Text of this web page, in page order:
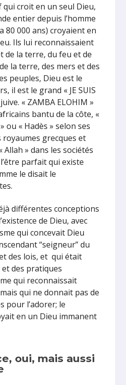
croit en un seul Dieu,
entier depuis l’homme
80 000 ans) croyaient en
Ils lui reconnaissaient
de la terre, du feu et de
la terre, des mers et des
peuples, Dieu est le
il est le grand « JE SUIS
« ZAMBA ELOHIM »
bantu de la côte, «
ou « Hadès » selon ses
grecques et
» dans les sociétés
parfait qui existe
le disait le
différentes conceptions
de Dieu, avec
qui concevait Dieu
“seigneur” du
des lois, et qui était
des pratiques
qui reconnaissait
qui ne donnait pas de
pour l’adorer; le
en un Dieu immanent
oui, mais aussi